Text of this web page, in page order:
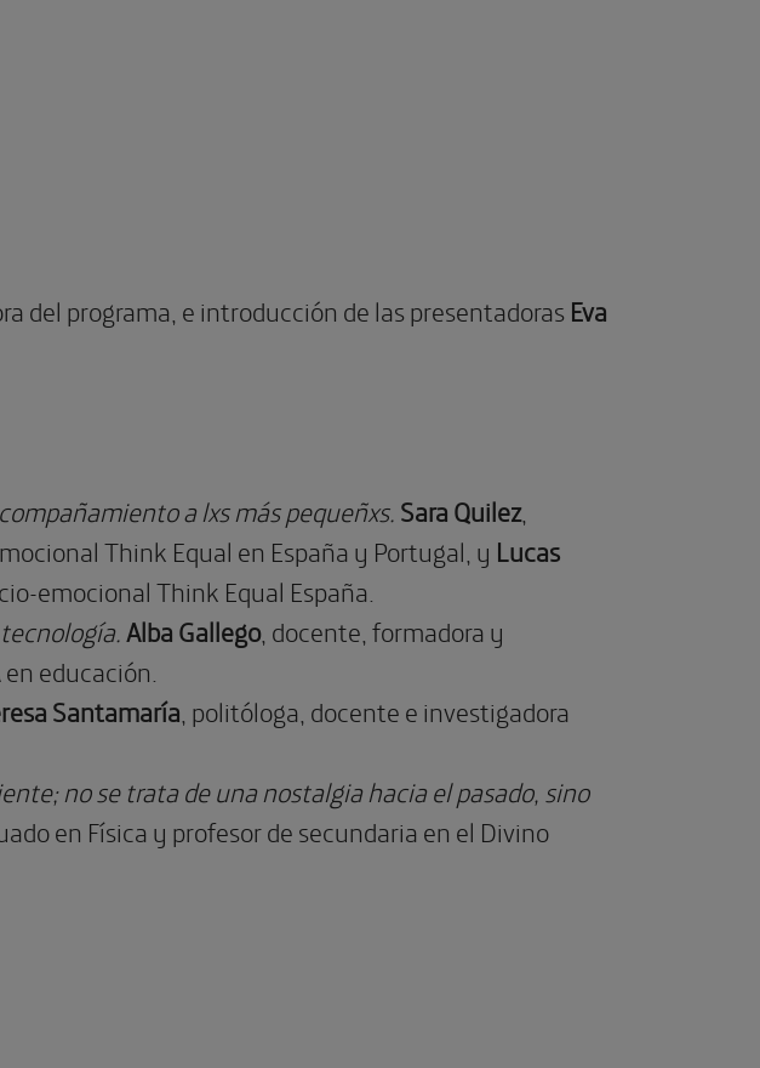
del programa, e introducción de las presentadoras Eva
a lxs más pequeñxs.Sara Quilez,
Think Equal en España y Portugal, y Lucas
emocional Think Equal España.
Alba Gallego, docente, formadora y
educación.
Santamaría , politóloga, docente e investigadora
no se trata de una nostalgia hacia el pasado, sino
en Física y profesor de secundaria en el Divino